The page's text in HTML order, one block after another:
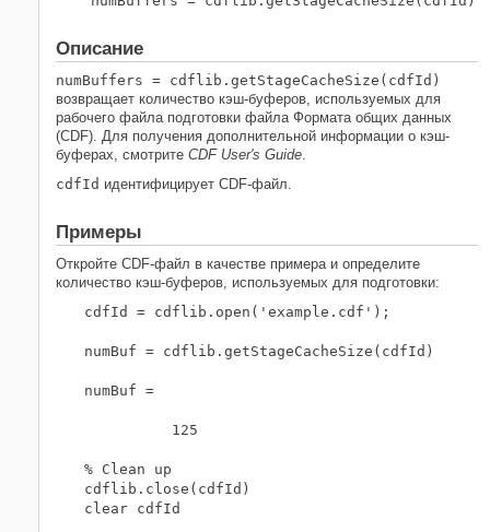
Научные данные
cdflib.getStageCacheSize
НА ЭТОЙ СТРАНИЦЕ
Синтаксис
Описание
Смотрите также
Описание
numBuffers = cdflib.getStageCacheSize(cdfId)
возвращает количество кэш-буферов, используемых для
рабочего файла подготовки файла Формата общих данных
(CDF). Для получения дополнительной информации о кэш-
буферах, смотрите CDF User's Guide.
cdfId идентифицирует CDF-файл.
Примеры
Откройте CDF-файл в качестве примера и определите
количество кэш-буферов, используемых для подготовки:
cdfId = cdflib.open('example.cdf');
numBuf = cdflib.getStageCacheSize(cdfId)
numBuf =
% Clean up
cdflib.close(cdfId)
clear cdfId